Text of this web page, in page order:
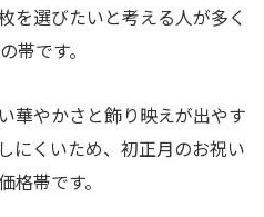
を選びたいと考える人が多く
帯です。
華やかさと飾り映えが出やす
にくいため、初正月のお祝い
帯です。